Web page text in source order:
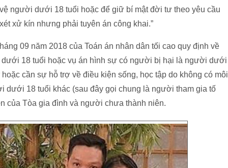
người dưới 18 tuổi hoặc để giữ bí mật đời tư theo yêu cầu
xử kín nhưng phải tuyên án công khai.”
09 năm 2018 của Toán án nhân dân tối cao quy định về
18 tuổi hoặc vụ án hình sự có người bị hại là người dưới
cần sự hỗ trợ về điều kiện sống, học tập do không có môi
18 tuổi khác (sau đây gọi chung là người tham gia tố
của Tòa gia đình và người chưa thành niên.